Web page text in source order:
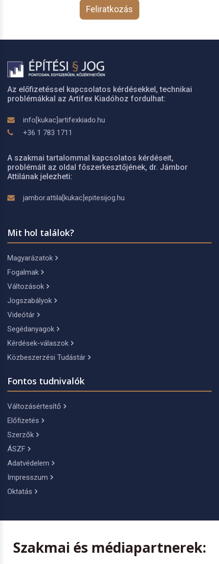
Feliratkozás
Az előfizetéssel kapcsolatos kérdésekkel, technikai
problémákkal az Artifex Kiadóhoz fordulhat:
info[kukac]artifexkiado.hu
+36 1 783 1711
A szakmai tartalommal kapcsolatos kérdéseit,
problémáit az oldal főszerkesztőjének, dr. Jámbor
Attilának jelezheti:
jambor.attila[kukac]epitesijog.hu
Mit hol találok?
Magyarázatok
Fogalmak
Változások
Jogszabályok
Videótár
Segédanyagok
Kérdések-válaszok
Közbeszerzési Tudástár
Fontos tudnivalók
Változásértesítő
Előfizetés
Szerzők
ÁSZF
Adatvédelem
Impresszum
Oktatás
Szakmai és médiapartnerek: